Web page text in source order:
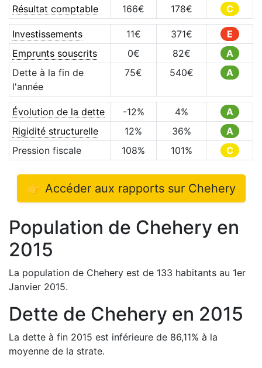
Résultat comptable
166€ 178€ C
Investissements 11€ 371€
E
Emprunts souscrits
0€ 82€
A
Dette à la fin de
l'année
75€ 540€ A
Évolution de la dette -12% 4%
A
Rigidité structurelle
12% 36%
A
Pression fiscale
108% 101% C
👉 Accéder aux rapports sur Chehery
Population de Chehery en
2015
La population de Chehery est de 133 habitants au 1er
Janvier 2015.
Dette de Chehery en 2015
La dette à fin 2015 est inférieure de 86,11% à la
moyenne de la strate.